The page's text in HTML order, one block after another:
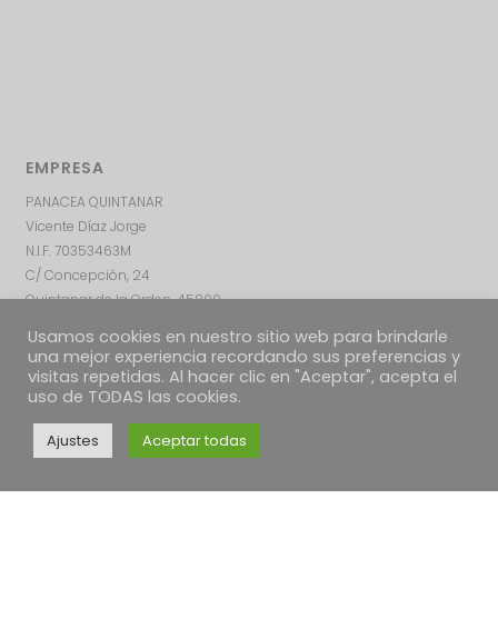
EMPRESA
PANACEA QUINTANAR
Vicente Díaz Jorge
N.I.F. 70353463M
C/ Concepción, 24
Quintanar de la Orden, 45800
Usamos cookies en nuestro sitio web para brindarle
una mejor experiencia recordando sus preferencias y
visitas repetidas. Al hacer clic en "Aceptar", acepta el
uso de TODAS las cookies.
Ajustes Aceptar todas